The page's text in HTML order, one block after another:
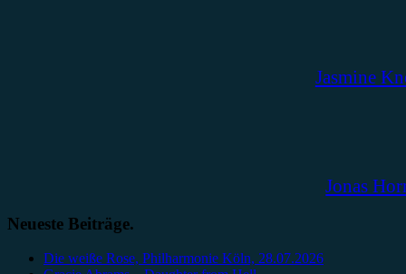
Jasmine
Jonas
Neueste Beiträge.
Die weiße Rose, Philharmonie Köln, 28.07.2026